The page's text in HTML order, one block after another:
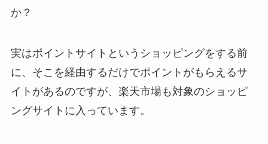
か？
実はポイントサイトというショッピングをする前
に、そこを経由するだけでポイントがもらえるサ
イトがあるのですが、楽天市場も対象のショッピ
ングサイトに入っています。